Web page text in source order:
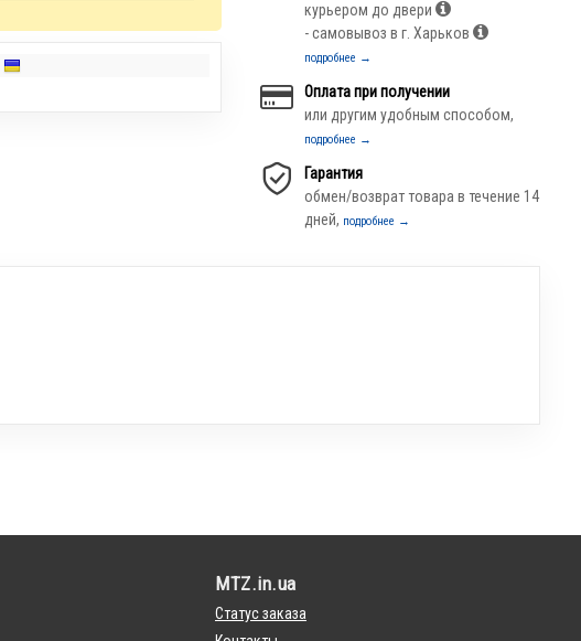
курьером до двери
- самовывоз в г. Харьков
подробнее →
Оплата при получении
или другим удобным способом,
подробнее →
Гарантия
обмен/возврат товара в течение 14
дней, подробнее →
MTZ.in.ua
Статус заказа